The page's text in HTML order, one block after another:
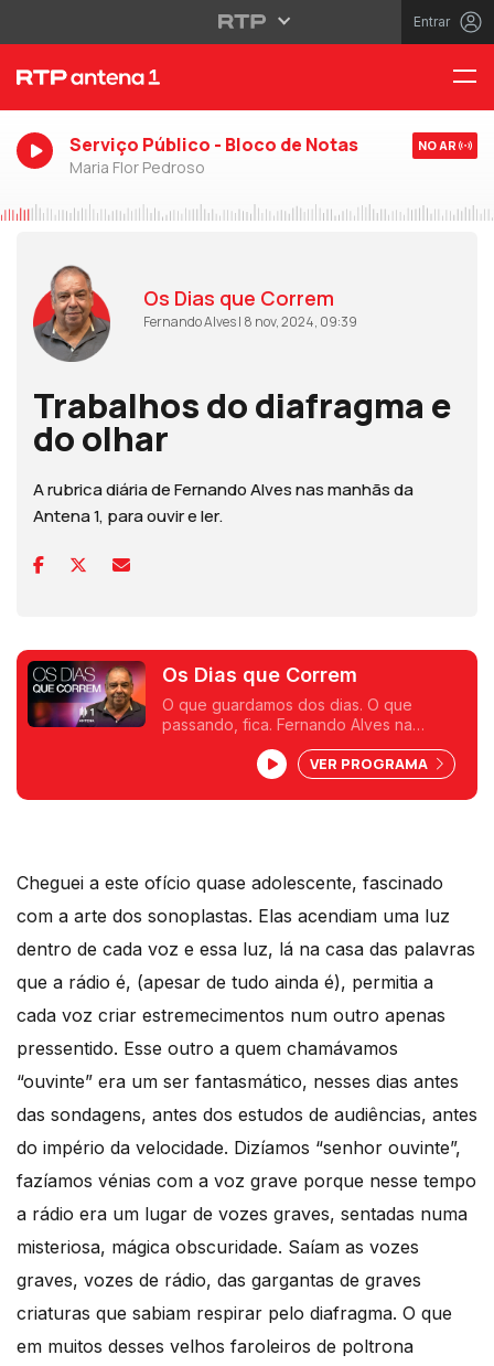
Entrar
Serviço Público - Bloco de Notas
Maria Flor Pedroso
NO AR
Os Dias que Correm
Fernando Alves | 8 nov, 2024, 09:39
Trabalhos do diafragma e
do olhar
A rubrica diária de Fernando Alves nas manhãs da
Antena 1, para ouvir e ler.
Os Dias que Correm
O que guardamos dos dias. O que
passando, fica. Fernando Alves na
VER PROGRAMA
Cheguei a este ofício quase adolescente, fascinado
com a arte dos sonoplastas. Elas acendiam uma luz
dentro de cada voz e essa luz, lá na casa das palavras
que a rádio é, (apesar de tudo ainda é), permitia a
cada voz criar estremecimentos num outro apenas
pressentido. Esse outro a quem chamávamos
“ouvinte” era um ser fantasmático, nesses dias antes
das sondagens, antes dos estudos de audiências, antes
do império da velocidade. Dizíamos “senhor ouvinte”,
fazíamos vénias com a voz grave porque nesse tempo
a rádio era um lugar de vozes graves, sentadas numa
misteriosa, mágica obscuridade. Saíam as vozes
graves, vozes de rádio, das gargantas de graves
criaturas que sabiam respirar pelo diafragma. O que
em muitos desses velhos faroleiros de poltrona